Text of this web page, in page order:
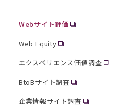
Webサイト評価
Web Equity
エクスペリエンス価値調査
BtoBサイト調査
企業情報サイト調査